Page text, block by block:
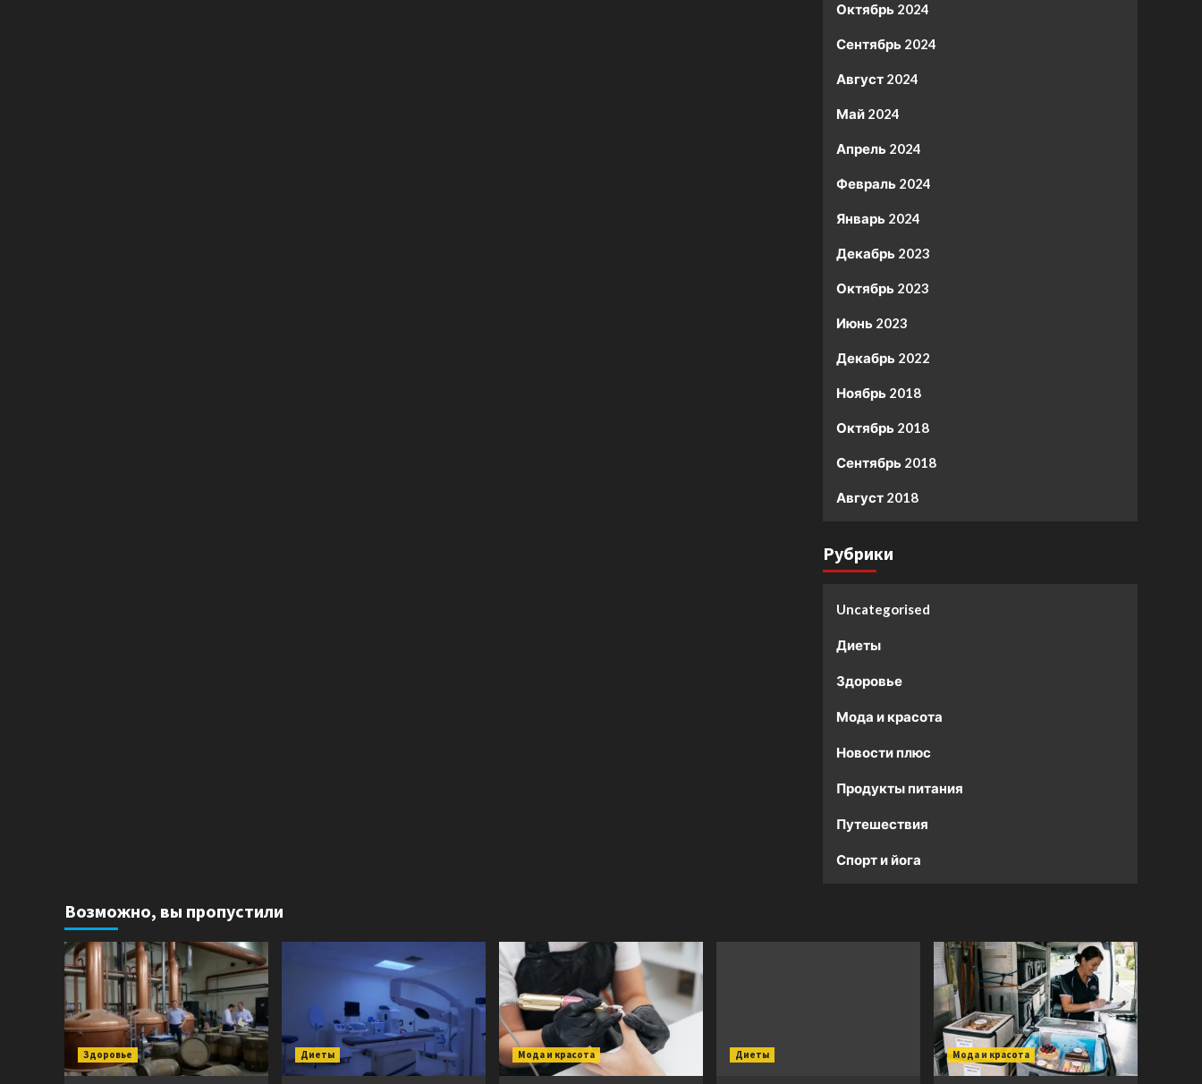
Октябрь 2024
Сентябрь 2024
Август 2024
Май 2024
Апрель 2024
Февраль 2024
Январь 2024
Декабрь 2023
Октябрь 2023
Июнь 2023
Декабрь 2022
Ноябрь 2018
Октябрь 2018
Сентябрь 2018
Август 2018
Рубрики
Uncategorised
Диеты
Здоровье
Мода и красота
Новости плюс
Продукты питания
Путешествия
Спорт и йога
Возможно, вы пропустили
Здоровье Диеты Мода и красота Диеты Мода и красота